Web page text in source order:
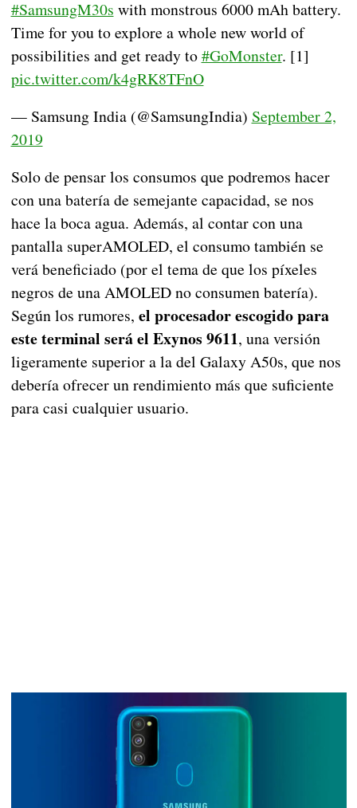
#SamsungM30s with monstrous 6000 mAh battery.
Time for you to explore a whole new world of
possibilities and get ready to#GoMonster. [1]
pic.twitter.com/k4gRK8TFnO
— Samsung India (@SamsungIndia) September 2,
2019
Solo de pensar los consumos que podremos hacer
con una batería de semejante capacidad, se nos
hace la boca agua. Además, al contar con una
pantalla superAMOLED, el consumo también se
verá beneficiado (por el tema de que los píxeles
negros de una AMOLED no consumen batería).
Según los rumores, el procesador escogido para
este terminal será el Exynos 9611, una versión
ligeramente superior a la del Galaxy A50s, que nos
debería ofrecer un rendimiento más que suficiente
para casi cualquier usuario.